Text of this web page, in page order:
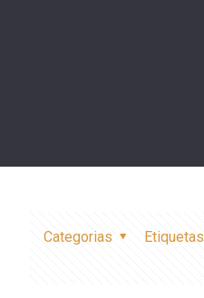
Categorias Etiquetas